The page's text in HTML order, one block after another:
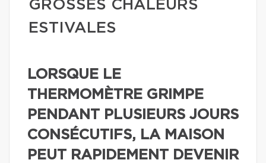
GROSSES CHALEURS
ESTIVALES
LORSQUE LE
THERMOMÈTRE GRIMPE
PENDANT PLUSIEURS JOURS
CONSÉCUTIFS, LA MAISON
PEUT RAPIDEMENT DEVENIR